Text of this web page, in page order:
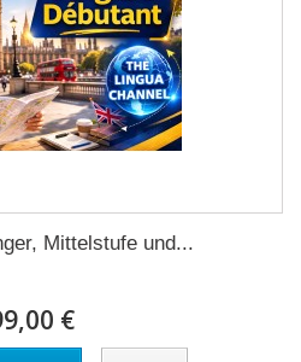
Mittelstufe und...
€